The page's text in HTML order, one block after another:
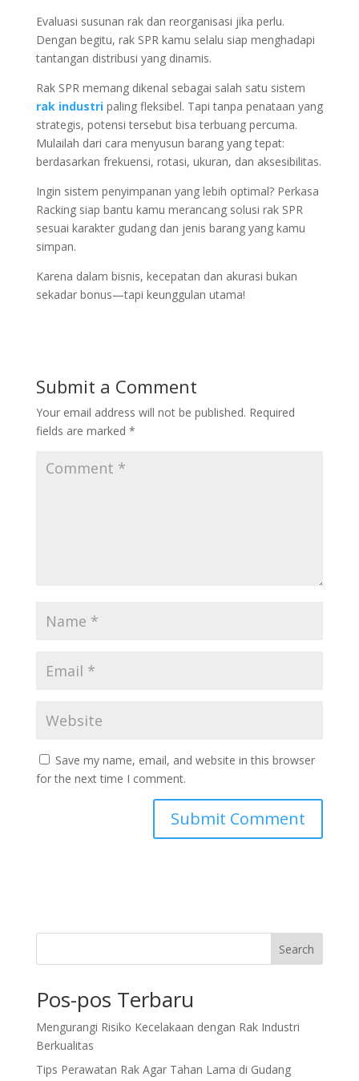
Evaluasi susunan rak dan reorganisasi jika perlu.
Dengan begitu, rak SPR kamu selalu siap menghadapi
tantangan distribusi yang dinamis.
Rak SPR memang dikenal sebagai salah satu sistem
rak industripaling fleksibel. Tapi tanpa penataan yang
strategis, potensi tersebut bisa terbuang percuma.
Mulailah dari cara menyusun barang yang tepat:
berdasarkan frekuensi, rotasi, ukuran, dan aksesibilitas.
Ingin sistem penyimpanan yang lebih optimal? Perkasa
Racking siap bantu kamu merancang solusi rak SPR
sesuai karakter gudang dan jenis barang yang kamu
simpan.
Karena dalam bisnis, kecepatan dan akurasi bukan
sekadar bonus—tapi keunggulan utama!
Submit a Comment
Your email address will not be published. Required
fields are marked *
Save my name, email, and website in this browser
for the next time I comment.
Search
Pos-pos Terbaru
Mengurangi Risiko Kecelakaan dengan Rak Industri
Berkualitas
Tips Perawatan Rak Agar Tahan Lama di Gudang